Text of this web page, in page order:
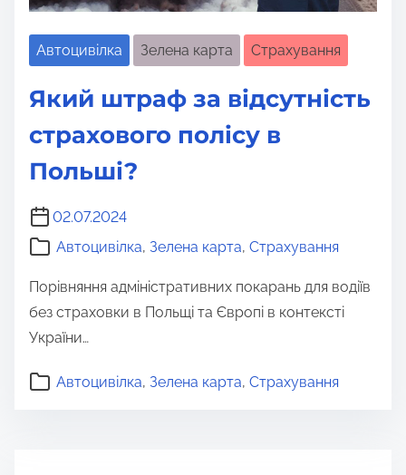
Автоцивілка Зелена карта Страхування
Який штраф за відсутність
страхового полісу в
Польші?
02.07.2024
Автоцивілка, Зелена карта, Страхування
Порівняння адміністративних покарань для водіїв
без страховки в Польщі та Європі в контексті
України…
Автоцивілка, Зелена карта, Страхування